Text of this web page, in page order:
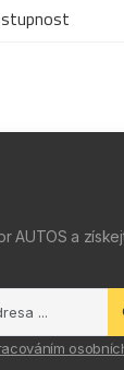
AUTOS a